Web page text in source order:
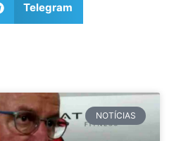
Telegram
NOTÍCIAS